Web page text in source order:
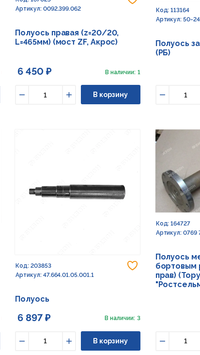
Артикул: 0092.399.062
Полуось правая (z=20/20,
L=465мм) (мост ZF, Акрос)
6 450 ₽ В наличии: 1
Увеличить
В корзину
Код: 113164
Артикул: 50-
Полуось
(РБ)
Добавить в
Код: 203853
Артикул: 47.664.01.05.001.1
Полуось
6 897 ₽ В наличии: 3
Увеличить
В корзину
Код: 164727
Артикул: 0769
Полуось
бортовым
прав)